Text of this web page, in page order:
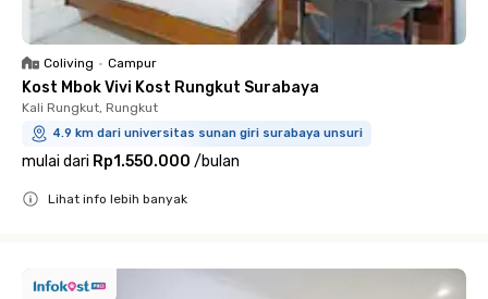
Coliving • Campur
Kost Mbok Vivi Kost Rungkut Surabaya
Kali Rungkut, Rungkut
4.9 km dari universitas sunan giri surabaya unsuri
mulai dari Rp1.550.000 /bulan
Lihat info lebih banyak